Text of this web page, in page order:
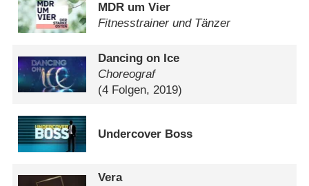
MDR um Vier
Fitnesstrainer und Tänzer
Dancing on Ice
Choreograf
(4 Folgen, 2019)
Undercover Boss
Vera